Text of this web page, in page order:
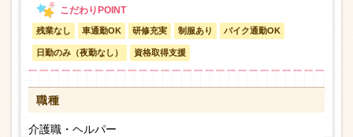
お問い合わせ
残業なし 車通勤OK 研修充実 制服あり バイク通勤OK
日勤のみ（夜勤なし） 資格取得支援
職種
介護職・ヘルパー